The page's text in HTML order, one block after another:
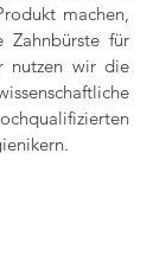
machen,
Zahnbürste für
nutzen wir die